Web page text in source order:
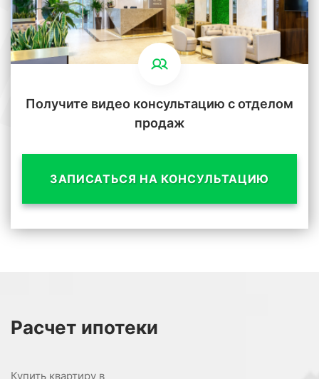
Получите видео консультацию с отделом
продаж
ЗАПИСАТЬСЯ НА КОНСУЛЬТАЦИЮ
Расчет ипотеки
Купить квартиру в